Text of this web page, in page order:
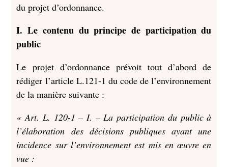
du projet d’ordonnance.
I. Le contenu du principe de participation du
public
Le projet d’ordonnance prévoit tout d’abord de
rédiger l’article L.121-1 du code de l’environnement
de la manière suivante :
« Art. L. 120-1 – I. – La participation du public à
l’élaboration des décisions publiques ayant une
incidence sur l’environnement est mis en œuvre en
vue :